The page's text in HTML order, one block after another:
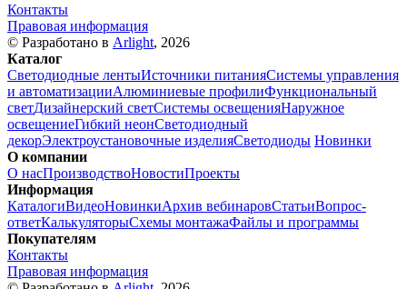
Контакты
Правовая информация
© Разработано в Arlight, 2026
Каталог
Светодиодные лентыИсточники питанияСистемы управления
и автоматизацииАлюминиевые профилиФункциональный
светДизайнерский светСистемы освещенияНаружное
освещениеГибкий неонСветодиодный
декорЭлектроустановочные изделияСветодиоды Новинки
О компании
О насПроизводствоНовостиПроекты
Информация
КаталогиВидеоНовинкиАрхив вебинаровСтатьиВопрос-
ответКалькуляторыСхемы монтажаФайлы и программы
Покупателям
Контакты
Правовая информация